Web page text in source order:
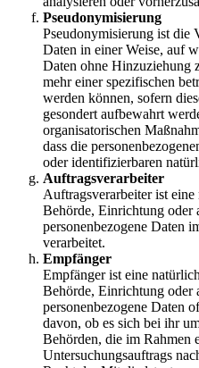
Pseudonymisierung
Pseudonymisierung ist die
Daten in einer Weise, auf
Daten ohne Hinzuziehung
mehr einer spezifischen
werden können, sofern
gesondert aufbewahrt
organisatorischen
dass die
oder identifizierbaren
Auftragsverarbeiter
Auftragsverarbeiter ist
Behörde, Einrichtung oder
personenbezogene Daten
verarbeitet.
Empfänger
Empfänger ist eine
Behörde, Einrichtung oder
personenbezogene Daten
davon, ob es sich bei ihr
Behörden, die im Rahmen
Untersuchungsauftrags